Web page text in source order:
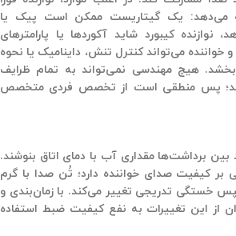
می‌دهد: یک گیتاریست ممکن است پیک یا
نوازنده کیبورد شاید آکوردها یا پارامترهای
خواننده می‌تواند کنترل تنش، داینامیک یا نحوه
هیچ مهندسی نمی‌تواند به تمام ظرایف
پس منطقی است از تخصص فردی متخصص
بین برداشت‌ها مقداری آب با دمای اتاق بنوشند.
بر کیفیت صدای خواننده دارد؛ تُن صدا با گرم
خستگی تدریجی تغییر می‌کند. با زمان‌بندی و
از این تغییرات به نفع کیفیت ضبط استفاده